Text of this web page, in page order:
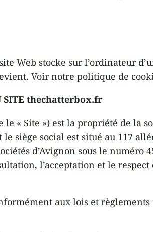
Web stocke sur l’ordinateur
Voir notre politique de
SITE thechatterbox.fr
« Site ») est la propriété de la
siège social est situé au 117
d’Avignon sous le numéro
l’acceptation et le
aux lois et